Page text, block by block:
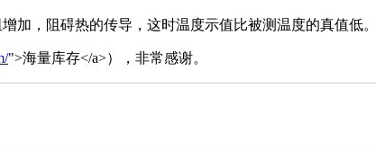
，阻碍热的传导，这时温度示值比被测温度的真值低
">海量库存</a>），非常感谢。